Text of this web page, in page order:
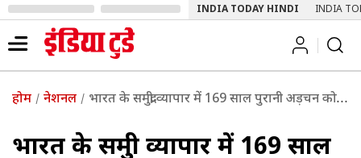
INDIA TODAY HINDI INDIA
होम नेशनल भारत के समुद्री व्यापार में 169 साल पुरानी अड़चन को कैसे हटाएगा 'बिल ऑफ लेडिंग' विधेयक?
भारत के समुद्री व्यापार में 169 साल